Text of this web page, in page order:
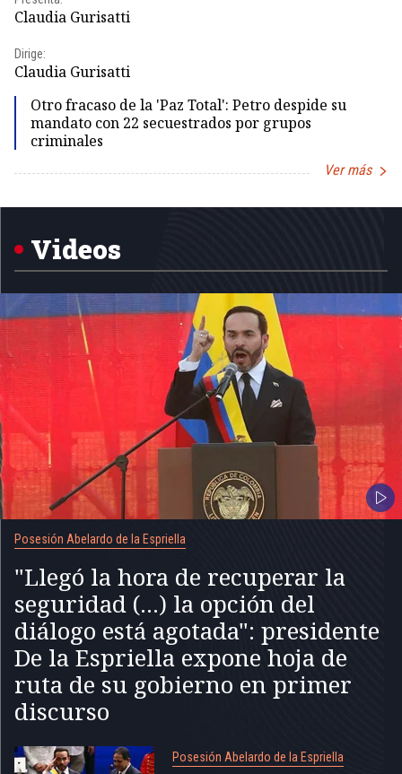
Claudia Gurisatti
Dirige:
Claudia Gurisatti
Otro fracaso de la 'Paz Total': Petro despide su
mandato con 22 secuestrados por grupos
criminales
Ver más
Videos
Posesión Abelardo de la Espriella
"Llegó la hora de recuperar la
seguridad (...) la opción del
diálogo está agotada": presidente
De la Espriella expone hoja de
ruta de su gobierno en primer
discurso
Posesión Abelardo de la Espriella